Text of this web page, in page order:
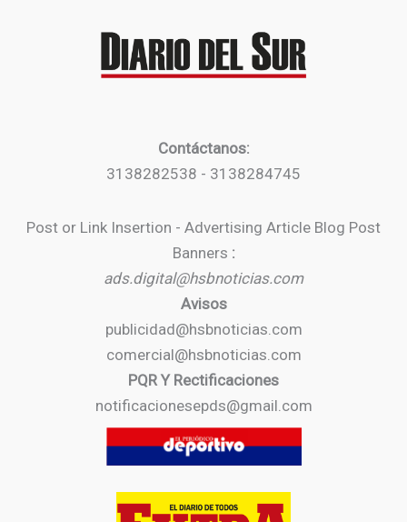
Contáctanos:
3138282538 - 3138284745
Post or Link Insertion - Advertising Article Blog Post
Banners :
ads.digital@hsbnoticias.com
Avisos
publicidad@hsbnoticias.com
comercial@hsbnoticias.com
PQR Y Rectificaciones
notificacionesepds@gmail.com